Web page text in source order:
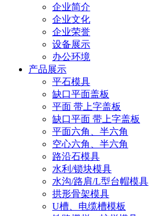
企业简介
企业文化
企业荣誉
设备展示
办公环境
产品展示
平石模具
缺口平面盖板
平面 带上字盖板
缺口平面 带上字盖板
平面六角、半六角
空心六角、半六角
路沿石模具
水利/锁块模具
水沟/路肩/L型台帽模具
拱形骨架模具
U槽、电缆槽模板